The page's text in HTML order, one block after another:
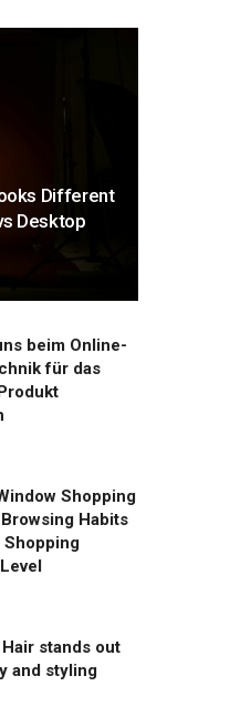
Different
Desktop
beim Online-
für das
Shopping
Habits
Shopping
Hair stands out
and styling